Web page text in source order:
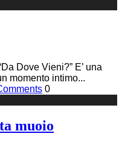
Dove Vieni?” E’ una
momento intimo...
0
muoio